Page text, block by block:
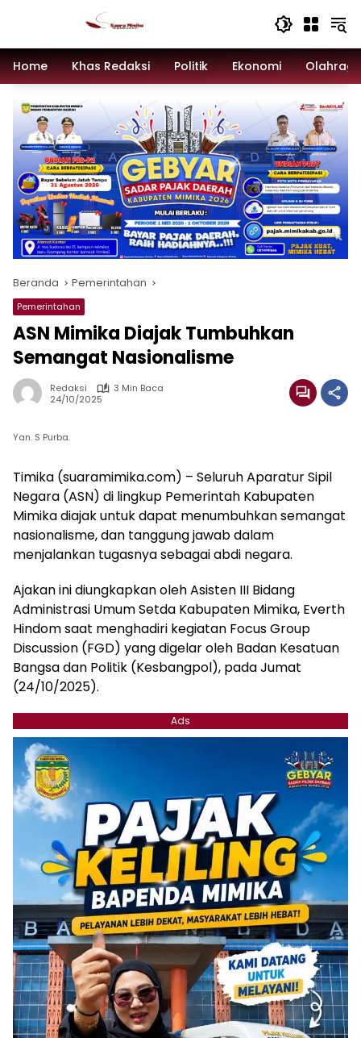
Home
Khas Redaksi Politik Ekonomi
Beranda Pemerintahan
Pemerintahan
ASN Mimika Diajak Tumbuhkan
Semangat Nasionalisme
Redaksi
3 Min Baca
24/10/2025
Yan. S Purba.
Timika (suaramimika.com) – Seluruh Aparatur Sipil
Negara (ASN) di lingkup Pemerintah Kabupaten
Mimika diajak untuk dapat menumbuhkan semangat
nasionalisme, dan tanggung jawab dalam
menjalankan tugasnya sebagai abdi negara.
Ajakan ini diungkapkan oleh Asisten III Bidang
Administrasi Umum Setda Kabupaten Mimika, Everth
Hindom saat menghadiri kegiatan Focus Group
Discussion (FGD) yang digelar oleh Badan Kesatuan
Bangsa dan Politik (Kesbangpol), pada Jumat
(24/10/2025).
Ads